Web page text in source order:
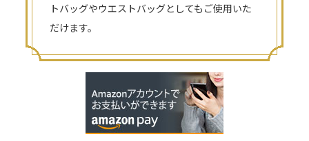
トバッグやウエストバッグとしてもご使用いた
だけます。